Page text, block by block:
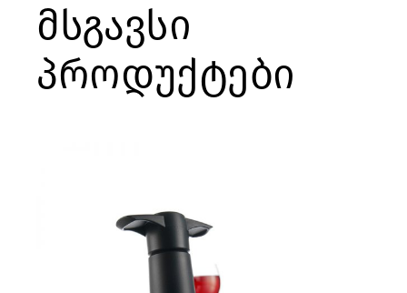
მსგავსი
პროდუქტები